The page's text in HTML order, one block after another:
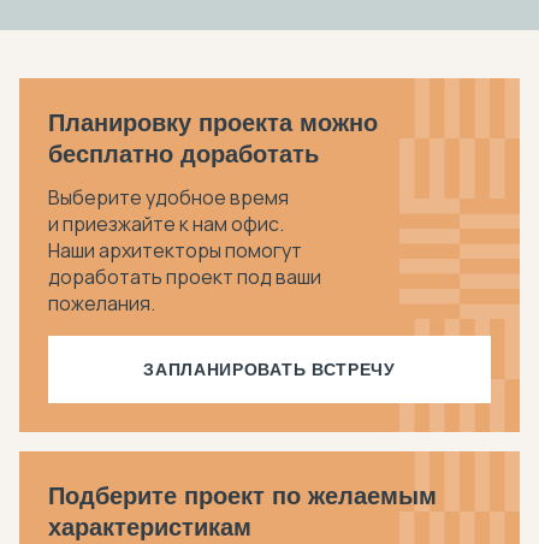
Планировку проекта можно
бесплатно доработать
Выберите удобное время
и приезжайте к нам офис.
Наши архитекторы помогут
доработать проект под ваши
пожелания.
ЗАПЛАНИРОВАТЬ ВСТРЕЧУ
Подберите проект по желаемым
характеристикам